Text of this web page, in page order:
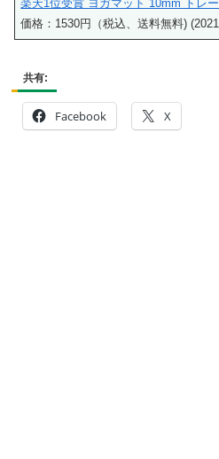
楽天1位受賞 ヨガマット 10mm トレ
価格：1530円（税込、送料無料)
共有:
Facebook X